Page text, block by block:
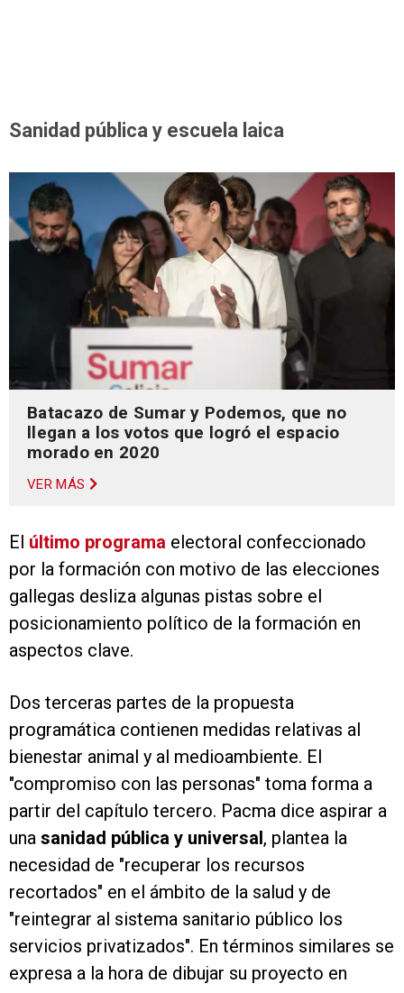
Sanidad pública y escuela laica
Batacazo de Sumar y Podemos, que no
llegan a los votos que logró el espacio
morado en 2020
VER MÁS
El último programa electoral confeccionado
por la formación con motivo de las elecciones
gallegas desliza algunas pistas sobre el
posicionamiento político de la formación en
aspectos clave.
Dos terceras partes de la propuesta
programática contienen medidas relativas al
bienestar animal y al medioambiente. El
"compromiso con las personas" toma forma a
partir del capítulo tercero. Pacma dice aspirar a
una sanidad pública y universal, plantea la
necesidad de "recuperar los recursos
recortados" en el ámbito de la salud y de
"reintegrar al sistema sanitario público los
servicios privatizados". En términos similares se
expresa a la hora de dibujar su proyecto en